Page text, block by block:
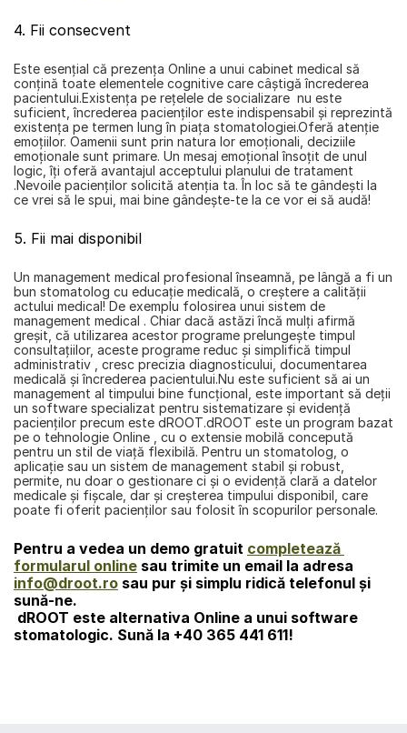
4. Fii consecvent
Este esențial că prezența Online a unui cabinet medical să
conțină toate elementele cognitive care câștigă încrederea
pacientului.Existența pe rețelele de socializare  nu este
suficient, încrederea pacienților este indispensabil și reprezintă
existența pe termen lung în piața stomatologiei.Oferă atenție
emoțiilor. Oamenii sunt prin natura lor emoționali, deciziile
emoționale sunt primare. Un mesaj emoțional însoțit de unul
logic, îți oferă avantajul acceptului planului de tratament
.Nevoile pacienților solicită atenția ta. În loc să te gândești la
ce vrei să le spui, mai bine gândește-te la ce vor ei să audă!
5. Fii mai disponibil
Un management medical profesional înseamnă, pe lângă a fi un
bun stomatolog cu educație medicală, o creștere a calității
actului medical! De exemplu folosirea unui sistem de
management medical . Chiar dacă astăzi încă mulți afirmă
greșit, că utilizarea acestor programe prelungește timpul
consultațiilor, aceste programe reduc și simplifică timpul
administrativ , cresc precizia diagnosticului, documentarea
medicală și încrederea pacientului.Nu este suficient să ai un
management al timpului bine funcțional, este important să deții
un software specializat pentru sistematizare și evidență
pacienților precum este dROOT.dROOT este un program bazat
pe o tehnologie Online , cu o extensie mobilă concepută
pentru un stil de viață flexibilă. Pentru un stomatolog, o
aplicație sau un sistem de management stabil și robust,
permite, nu doar o gestionare ci și o evidență clară a datelor
medicale și fișcale, dar și creșterea timpului disponibil, care
poate fi oferit pacienților sau folosit în scopurilor personale.
Pentru a vedea un demo gratuit completează
formularul online
info@droot.ro sau pur şi simplu ridică telefonul şi
sună-ne.
dROOT este alternativa Online a unui software
stomatologic. Sună la +40 365 441 611!